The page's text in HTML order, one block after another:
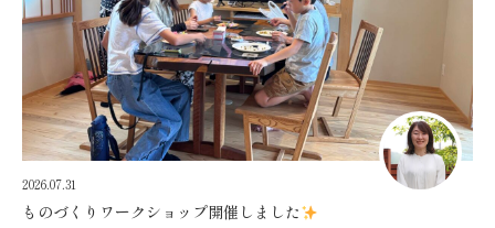
2026.07.31
ものづくりワークショップ開催しました